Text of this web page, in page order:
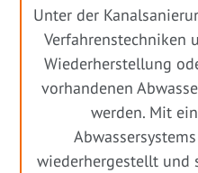
Unter der
Verfahrenstechniken
Wiederherstellung
vorhandenen
werden. Mit
wiederhergestellt und